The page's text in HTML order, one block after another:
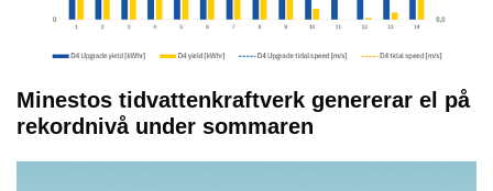
Minestos tidvattenkraftverk genererar el på
rekordnivå under sommaren